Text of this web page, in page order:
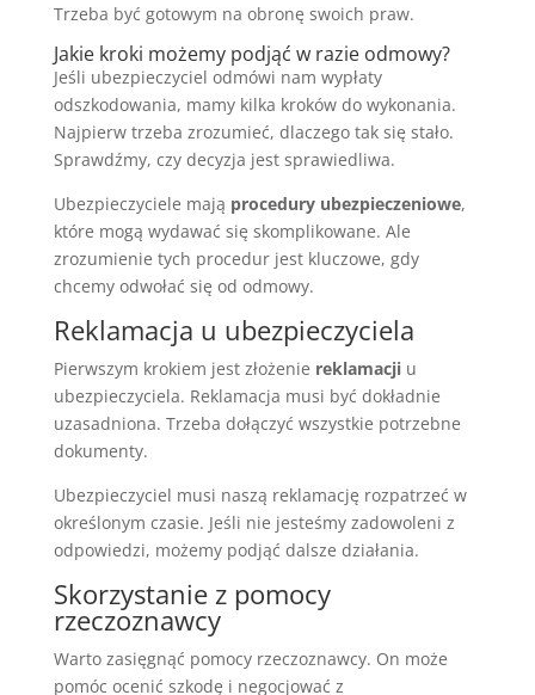
Trzeba być gotowym na obronę swoich praw.
Jakie kroki możemy podjąć w razie odmowy?
Jeśli ubezpieczyciel odmówi nam wypłaty
odszkodowania, mamy kilka kroków do wykonania.
Najpierw trzeba zrozumieć, dlaczego tak się stało.
Sprawdźmy, czy decyzja jest sprawiedliwa.
Ubezpieczyciele mają procedury ubezpieczeniowe,
które mogą wydawać się skomplikowane. Ale
zrozumienie tych procedur jest kluczowe, gdy
chcemy odwołać się od odmowy.
Reklamacja u ubezpieczyciela
Pierwszym krokiem jest złożenie reklamacjiu
ubezpieczyciela. Reklamacja musi być dokładnie
uzasadniona. Trzeba dołączyć wszystkie potrzebne
dokumenty.
Ubezpieczyciel musi naszą reklamację rozpatrzeć w
określonym czasie. Jeśli nie jesteśmy zadowoleni z
odpowiedzi, możemy podjąć dalsze działania.
Skorzystanie z pomocy
rzeczoznawcy
Warto zasięgnąć pomocy rzeczoznawcy. On może
pomóc ocenić szkodę i negocjować z